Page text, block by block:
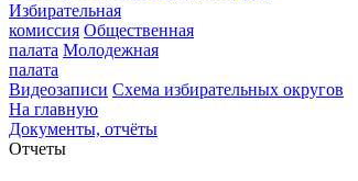
Избирательная
комиссия Общественная
палата Молодежная
палата
Видеозаписи Схема избирательных округов
На главную
Документы, отчёты
Отчеты